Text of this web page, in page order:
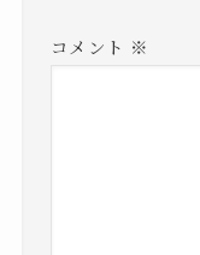
コメント ※